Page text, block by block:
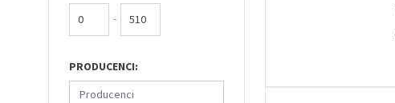
-
PRODUCENCI:
Producenci